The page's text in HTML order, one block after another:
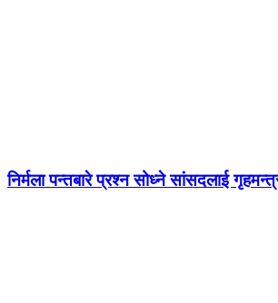
निर्मला पन्तबारे प्रश्न सोध्ने सांसदलाई